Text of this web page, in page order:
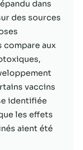
dans
des sources
aux
vaccins
identifiée
les effets
aient été
Web,
façon
le site
Web